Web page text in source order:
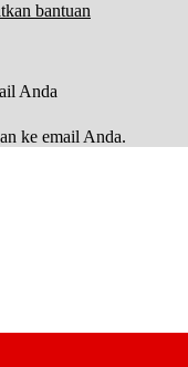
bantuan
Anda
ke email Anda.